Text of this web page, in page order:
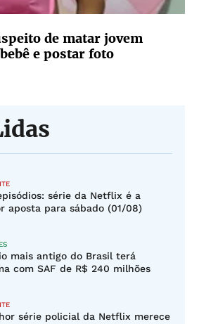
de matar jovem
e postar foto
série da Netflix é a
aposta para sábado (01/08)
mais antigo do Brasil terá
com SAF de R$ 240 milhões
série policial da Netflix merece